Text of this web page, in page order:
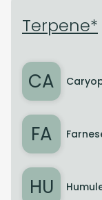
Terpene*
CA
FA
HU